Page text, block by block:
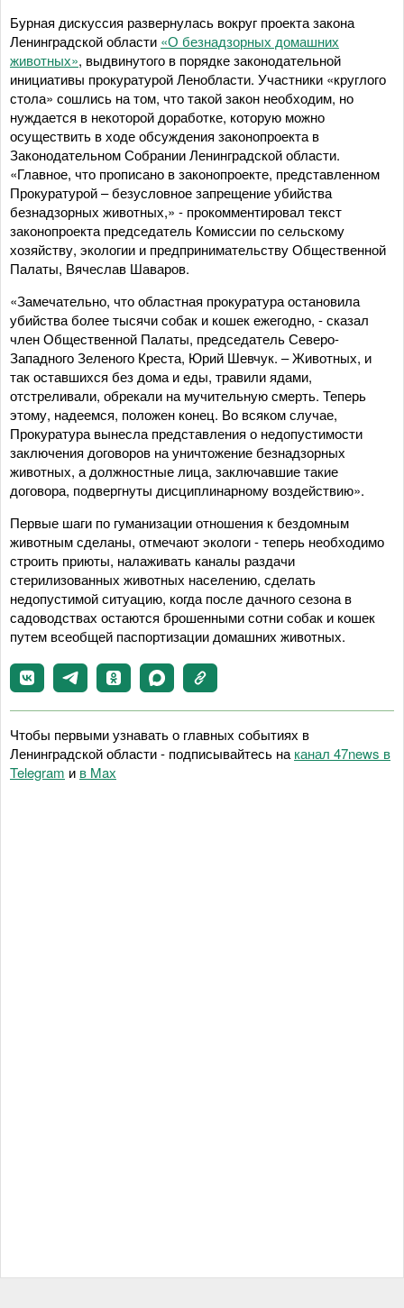
Бурная дискуссия развернулась вокруг проекта закона
Ленинградской области «О безнадзорных домашних
животных», выдвинутого в порядке законодательной
инициативы прокуратурой Ленобласти. Участники «круглого
стола» сошлись на том, что такой закон необходим, но
нуждается в некоторой доработке, которую можно
осуществить в ходе обсуждения законопроекта в
Законодательном Собрании Ленинградской области.
«Главное, что прописано в законопроекте, представленном
Прокуратурой – безусловное запрещение убийства
безнадзорных животных,» - прокомментировал текст
законопроекта председатель Комиссии по сельскому
хозяйству, экологии и предпринимательству Общественной
Палаты, Вячеслав Шаваров.
«Замечательно, что областная прокуратура остановила
убийства более тысячи собак и кошек ежегодно, - сказал
член Общественной Палаты, председатель Северо-
Западного Зеленого Креста, Юрий Шевчук. – Животных, и
так оставшихся без дома и еды, травили ядами,
отстреливали, обрекали на мучительную смерть. Теперь
этому, надеемся, положен конец. Во всяком случае,
Прокуратура вынесла представления о недопустимости
заключения договоров на уничтожение безнадзорных
животных, а должностные лица, заключавшие такие
договора, подвергнуты дисциплинарному воздействию».
Первые шаги по гуманизации отношения к бездомным
животным сделаны, отмечают экологи - теперь необходимо
строить приюты, налаживать каналы раздачи
стерилизованных животных населению, сделать
недопустимой ситуацию, когда после дачного сезона в
садоводствах остаются брошенными сотни собак и кошек
путем всеобщей паспортизации домашних животных.
Чтобы первыми узнавать о главных событиях в
Ленинградской области - подписывайтесь на канал 47news в
Telegram и в Maх